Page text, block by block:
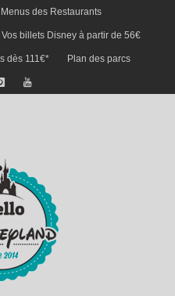
Menus des Restaurants
Vos billets Disney à partir de 56€
dès 111€* Plan des parcs